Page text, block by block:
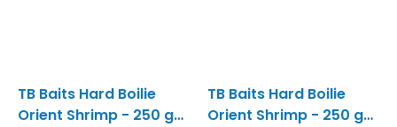
TB Baits Hard Boilie
Orient Shrimp - 250 g
TB Baits Hard Boilie
Orient Shrimp - 250 g